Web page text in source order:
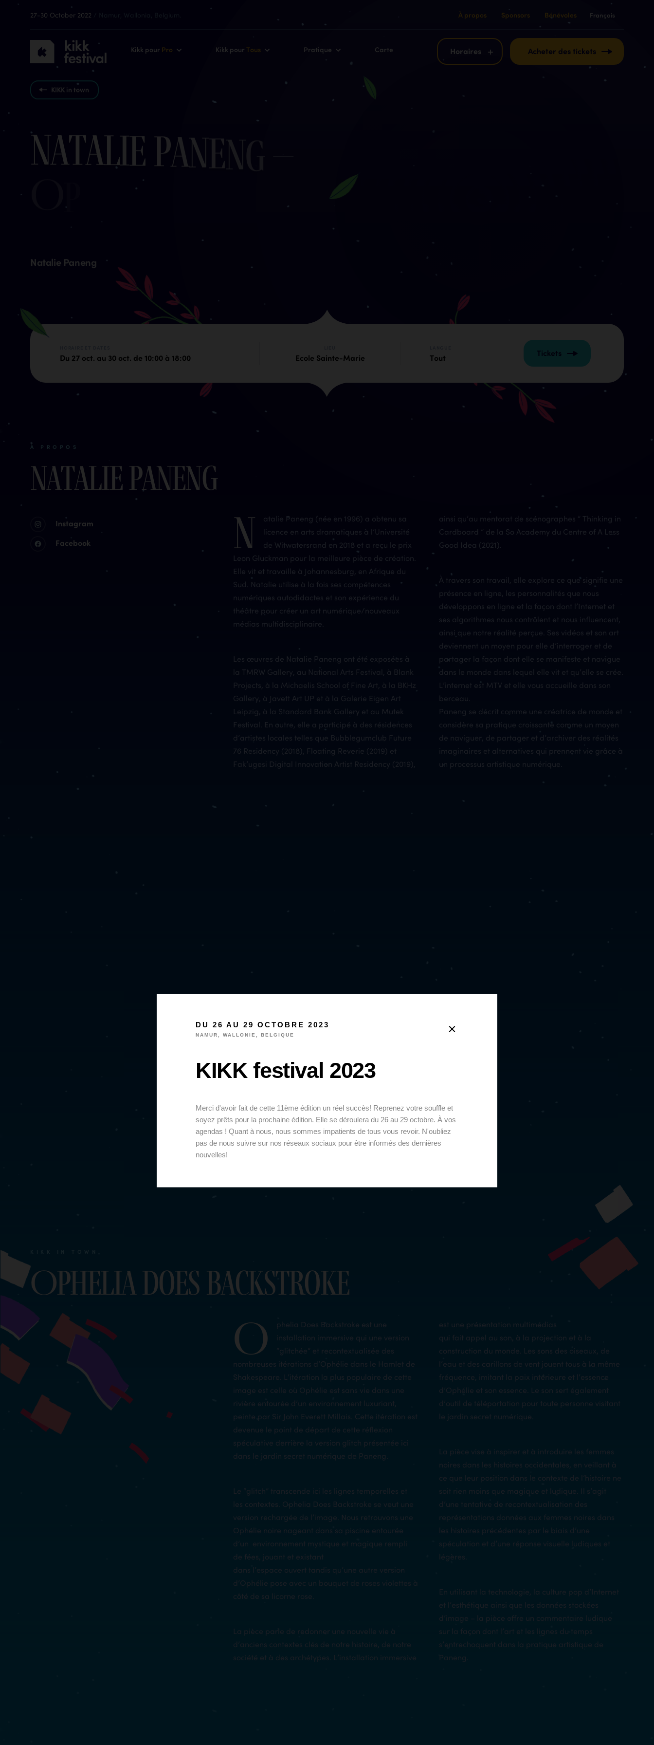
27-30 October 2022 À propos Sponsors Bénévoles Français
Français
KIKK
Festival
Kikk pour Pro Kikk pour Tous Pratique Carte Horaires Acheter des tickets
KIKK in town
NataliePanen
e i es
ac e
Natalie Paneng
Du 27 oct. au 30 oct. de 10:00 à 18:00 Ecole Sainte-Marie Tout Tickets
À PROPOS
Natalie Paneng
Instagram
Facebook
N
atalie Paneng (née en 1996) a obtenu sa
licence en arts dramatiques à l’Université
de Witwatersrand en 2018 et a reçu le prix
Leon Gluckman pour la meilleure pièce de création.
Elle vit et travaille à Johannesburg, en Afrique du
Sud. Natalie utilise à la fois ses compétences
numériques autodidactes et son expérience du
théâtre pour créer un art numérique/nouveaux
médias multidisciplinaire.
Les œuvres de Natalie Paneng ont été exposées à
la TMRW Gallery, au National Arts Festival, à Blank
Projects, à la Michaelis School of Fine Art, à la BKHz
Gallery, à Javett Art UP et à la Galerie Eigen Art
Leipzig, à la Standard Bank Gallery et au Mutek
Festival. En outre, elle a participé à des résidences
d’artistes locales telles que Bubblegumclub Future
76 Residency (2018), Floating Reverie (2019) et
Fak’ugesi Digital Innovation Artist Residency (2019),
ainsi qu’au mentorat de scénographes ” Thinking in
Cardboard ” de la So Academy du Centre of A Less
Good Idea (2021).
À travers son travail, elle explore ce que signifie une
présence en ligne, les personnalités que nous
développons en ligne et la façon dont l’Internet et
ses algorithmes nous contrôlent et nous influencent,
ainsi que notre réalité perçue. Ses vidéos et son art
deviennent un moyen pour elle d’interroger et de
partager la façon dont elle se manifeste et navigue
dans le monde dans lequel elle vit et qu’elle se crée.
L’internet est MTV et elle vous accueille dans son
berceau.
Paneng se décrit comme une créatrice de monde et
considère sa pratique croissante comme un moyen
de naviguer, de partager et d’archiver des réalités
imaginaires et alternatives qui prennent vie grâce à
un processus artistique numérique.
Ophelia does Backstroke
O
phelia Does Backstroke est une
installation immersive qui une version
“glitchée” et recontextualisée des
nombreuses itérations d’Ophélie dans le Hamlet de
Shakespeare. L’itération la plus populaire de cette
image est celle où Ophélie est sans vie dans une
rivière entourée d’un environnement luxuriant,
peinte par Sir John Everett Millais. Cette itération est
devenue le point de départ de cette réflexion
spéculative derrière la version glitch présentée ici
dans le jardin secret numérique de Paneng.
Le “glitch” transcende ici les lignes temporelles et
les contextes. Ophelia Does Backstroke se veut une
version rechargée de l’image. Nous retrouvons une
Ophélie noire nageant dans sa piscine entourée
d’un environnement mystique et magique rempli
de fées, jouant et existant
dans l’espace ouvert tandis qu’une autre version
d’Ophélie pose avec un bouquet de roses violettes à
côté de sa licorne rose.
La pièce parle de redonner une nouvelle vie à
d’anciens contextes clés de notre histoire, de notre
société et à des archétypes. L’installation immersive
est une présentation multimédias
qui fait appel au son, à la projection et à la
construction du monde. Les sons des oiseaux, de
l’eau et des carillons de vent jouent tous à la même
fréquence, imitant la paix intérieure et l’essence
d’Ophélie et son essence. Le son sert également
d’outil de téléportation pour toute personne visitant
le jardin secret numérique.
La pièce vise à inspirer et à introduire les femmes
noires dans les histoires occidentales, en veillant à
ce que leur position dans le contexte de l’histoire ne
soit rien moins que magique et ludique. Il s’agit
d’une tentative de recontextualisation des
représentations données aux femmes noires dans
les histoires précédentes par le biais d’une
spéculation et d’une réponse visuelle ludiques et
légères.
En utilisant la technologie, la culture pop d’Internet
et l’esthétique ainsi que les données stockées
d’image – la pièce offre un commentaire ludique
sur la façon dont l’art et les lignes du temps
s’entrechoquent dans la pratique artistique de
Paneng.
DU 26 AU 29 OCTOBRE 2023
NAMUR, WALLONIE, BELGIQUE
KIKK festival 2023
Merci d'avoir fait de cette 11ème édition un réel succès! Reprenez votre souffle et
soyez prêts pour la prochaine édition. Elle se déroulera du 26 au 29 octobre. À vos
agendas ! Quant à nous, nous sommes impatients de tous vous revoir. N'oubliez
pas de nous suivre sur nos réseaux sociaux pour être informés des dernières
nouvelles!